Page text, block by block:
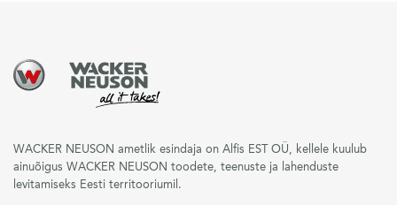
WACKER NEUSON ametlik esindaja on Alfis EST OÜ, kellele kuulub
ainuõigus WACKER NEUSON toodete, teenuste ja lahenduste
levitamiseks Eesti territooriumil.